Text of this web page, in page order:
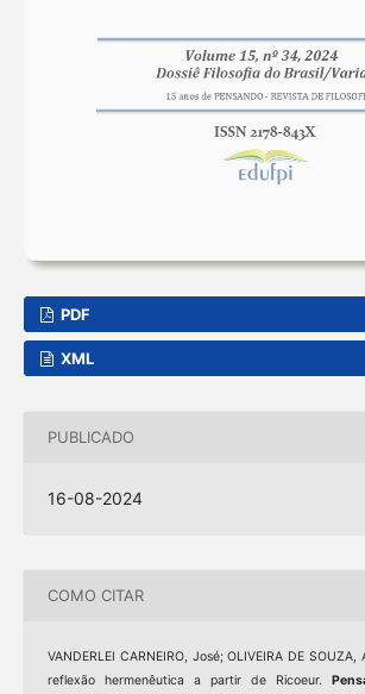
PDF
XML
PUBLICADO
16-08-2024
COMO CITAR
VANDERLEI CARNEIRO, José; OLIVEIRA DE
reflexão hermenêutica a partir de Ricoeur.